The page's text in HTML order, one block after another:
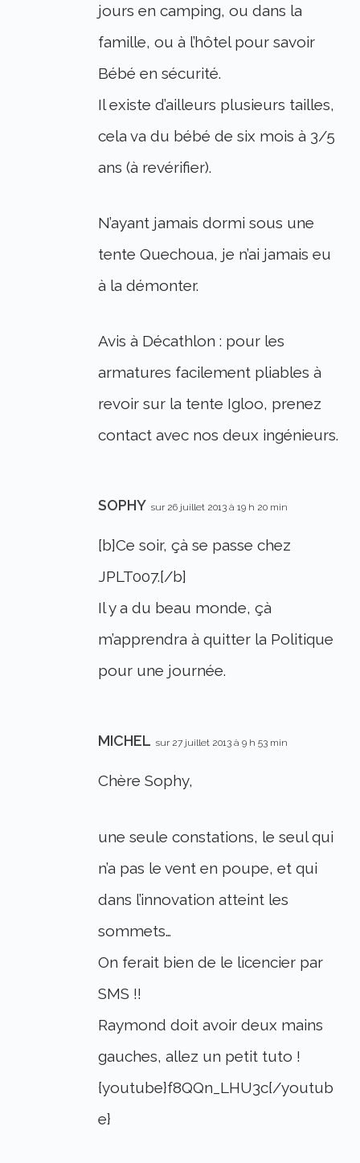
jours en camping, ou dans la
famille, ou à l’hôtel pour savoir
Bébé en sécurité.
Il existe d’ailleurs plusieurs tailles,
cela va du bébé de six mois à 3/5
ans (à revérifier).
N’ayant jamais dormi sous une
tente Quechoua, je n’ai jamais eu
à la démonter.
Avis à Décathlon : pour les
armatures facilement pliables à
revoir sur la tente Igloo, prenez
contact avec nos deux ingénieurs.
SOPHY sur 26 juillet 2013 à 19 h 20 min
[b]Ce soir, çà se passe chez
JPLT007.[/b]
Il y a du beau monde, çà
m’apprendra à quitter la Politique
pour une journée.
MICHEL sur 27 juillet 2013 à 9 h 53 min
Chère Sophy,
une seule constations, le seul qui
n’a pas le vent en poupe, et qui
dans l’innovation atteint les
sommets…
On ferait bien de le licencier par
SMS !!
Raymond doit avoir deux mains
gauches, allez un petit tuto !
{youtube}f8QQn_LHU3c{/youtub
e}